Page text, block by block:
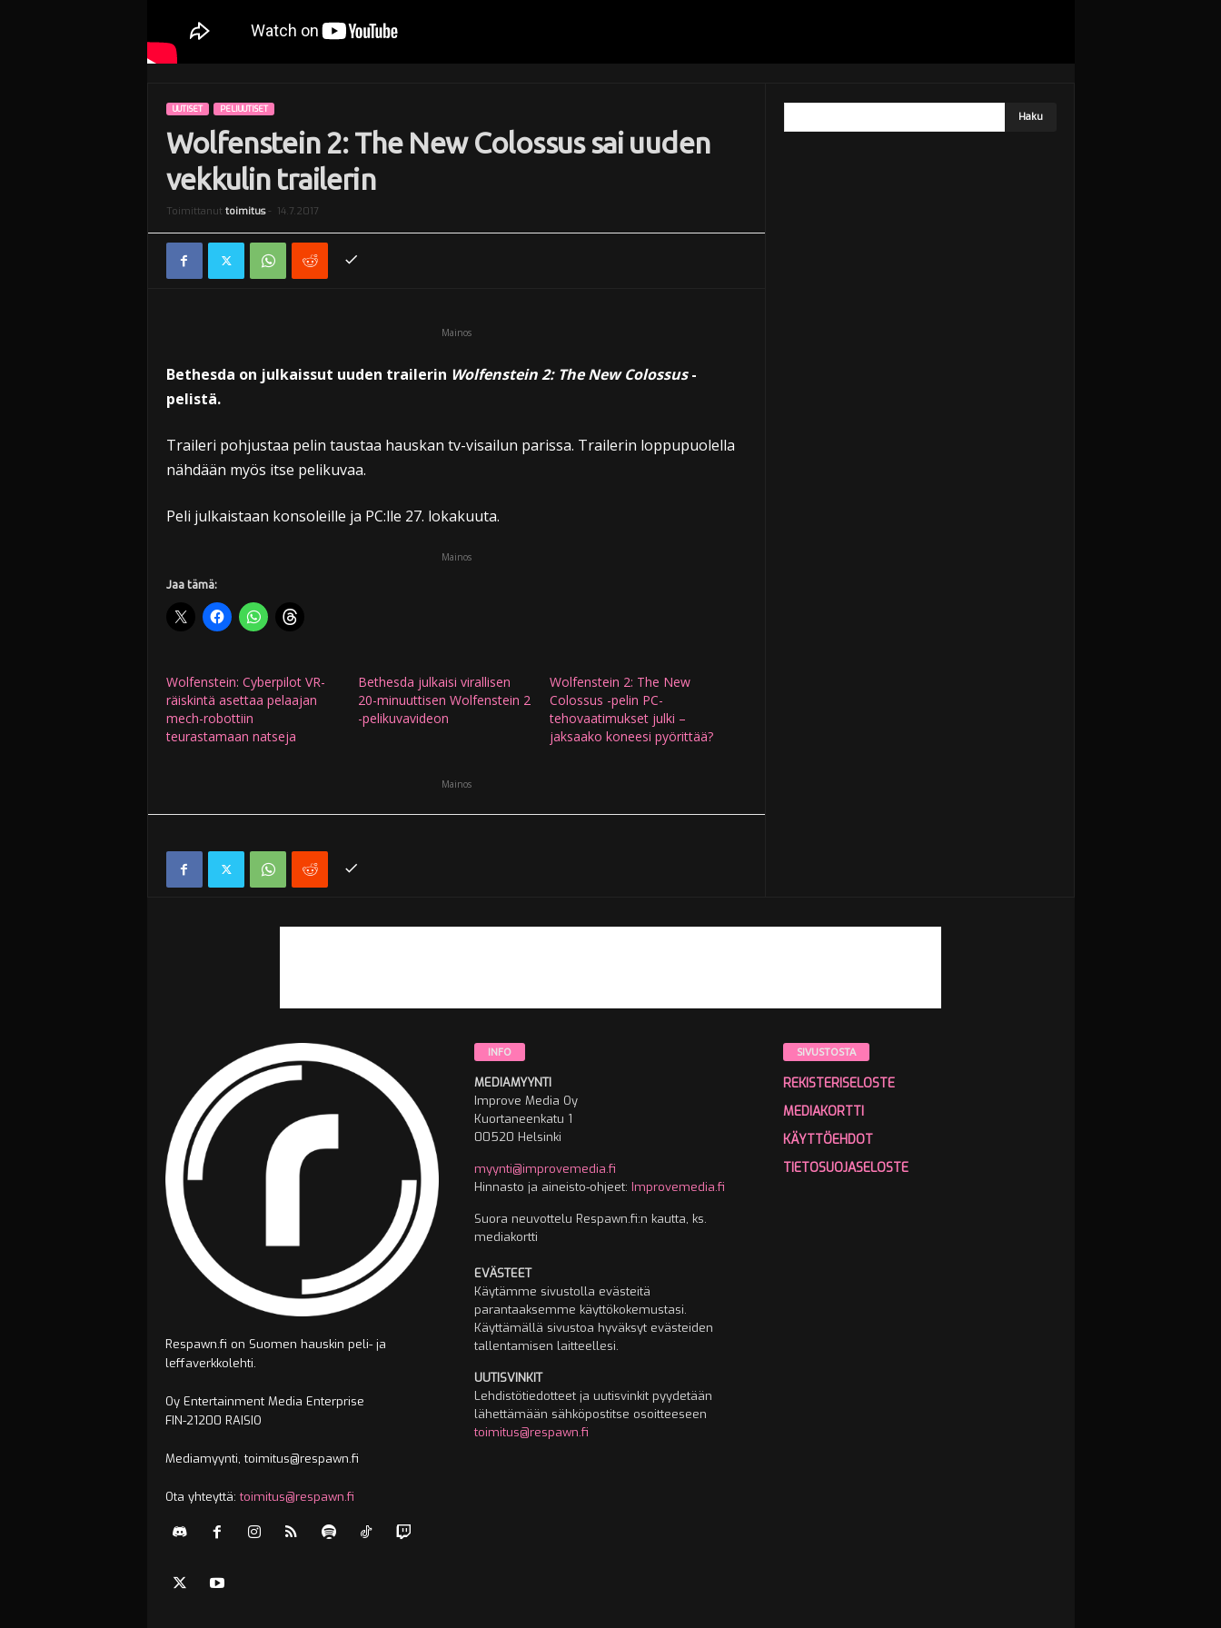
UUTISET PELIUUTISET
Wolfenstein 2: The New Colossus sai uuden
vekkulin trailerin
Toimittanut toimitus- 14.7.2017
Mainos
Bethesda on julkaissut uuden trailerin Wolfenstein 2: The New Colossus-
pelistä.
Traileri pohjustaa pelin taustaa hauskan tv-visailun parissa. Trailerin loppupuolella
nähdään myös itse pelikuvaa.
Peli julkaistaan konsoleille ja PC:lle 27. lokakuuta.
Mainos
Jaa tämä:
Wolfenstein: Cyberpilot VR-
räiskintä asettaa pelaajan
mech-robottiin
teurastamaan natseja
Bethesda julkaisi virallisen
20-minuuttisen Wolfenstein 2
-pelikuvavideon
Wolfenstein 2: The New
Colossus -pelin PC-
tehovaatimukset julki –
jaksaako koneesi pyörittää?
Mainos
Respawn.fi on Suomen hauskin peli- ja
leffaverkkolehti.
Oy Entertainment Media Enterprise
FIN-21200 RAISIO
Mediamyynti, toimitus@respawn.fi
Ota yhteyttä:toimitus@respawn.fi
INFO
MEDIAMYYNTI
Improve Media Oy
Kuortaneenkatu 1
00520 Helsinki
myynti@improvemedia.fi
Hinnasto ja aineisto-ohjeet: Improvemedia.fi
Suora neuvottelu Respawn.fi:n kautta, ks.
mediakortti
EVÄSTEET
Käytämme sivustolla evästeitä
parantaaksemme käyttökokemustasi.
Käyttämällä sivustoa hyväksyt evästeiden
tallentamisen laitteellesi.
UUTISVINKIT
Lehdistötiedotteet ja uutisvinkit pyydetään
lähettämään sähköpostitse osoitteeseen
toimitus@respawn.fi
SIVUSTOSTA
REKISTERISELOSTE
MEDIAKORTTI
KÄYTTÖEHDOT
TIETOSUOJASELOSTE